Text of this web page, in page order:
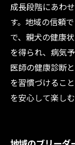
成長段階にあわ
す。地域の信頼
で、親犬の健康
を得られ、病気
医師の健康診断
を習慣づけるこ
を安心して楽し